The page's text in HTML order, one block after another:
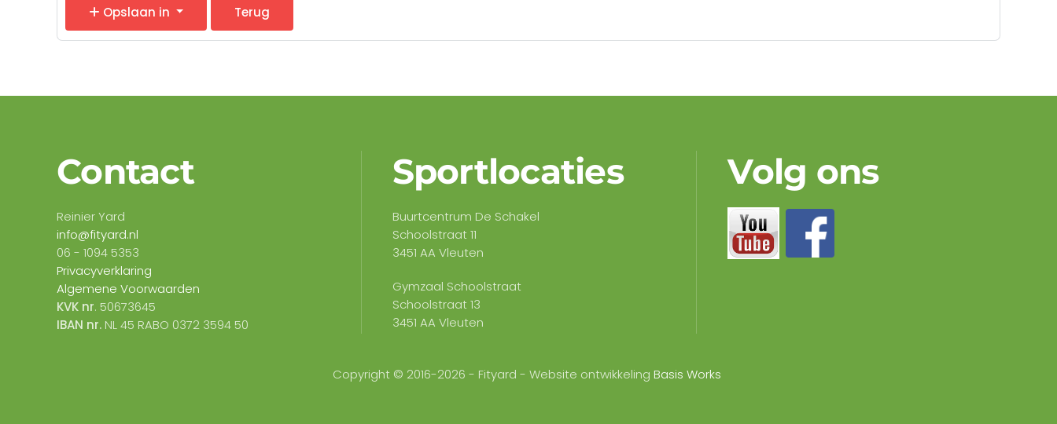
Opslaan in Terug
Contact
Reinier Yard
info@fityard.nl
06 - 1094 5353
Privacyverklaring
Algemene Voorwaarden
KVK nr. 50673645
IBAN nr. NL 45 RABO 0372 3594 50
Sportlocaties
Buurtcentrum De Schakel
Schoolstraat 11
3451 AA Vleuten
Gymzaal Schoolstraat
Schoolstraat 13
3451 AA Vleuten
Volg ons
Copyright © 2016-2026 - Fityard - Website ontwikkeling Basis Works